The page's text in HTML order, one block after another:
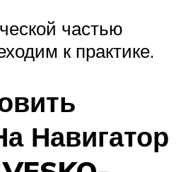
частью
к практике.
Навигатор